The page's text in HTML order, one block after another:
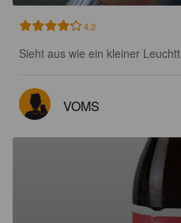
4.2
Sieht aus wie ein kleiner
VOMS